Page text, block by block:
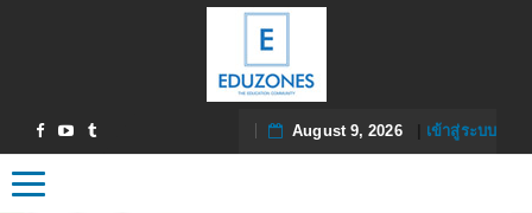
August 9, 2026| เข้าสู่ระบบ
Toggle navigation